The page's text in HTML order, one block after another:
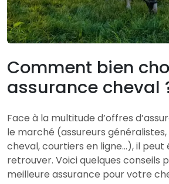
Comment bien
assurance cheval
Face à la multitude d’offres
le marché (assureurs
cheval, courtiers en ligne…), il peut
retrouver. Voici quelques conseils
meilleure assurance pour votre